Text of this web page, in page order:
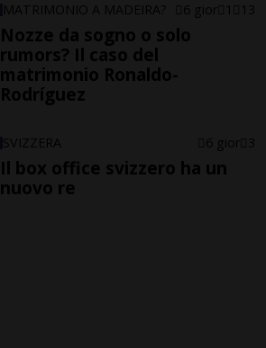
MATRIMONIO A MADEIRA? 6 gior 1 13
Nozze da sogno o solo
rumors? Il caso del
matrimonio Ronaldo-
Rodríguez
SVIZZERA 6 gior 3
Il box office svizzero ha un
nuovo re